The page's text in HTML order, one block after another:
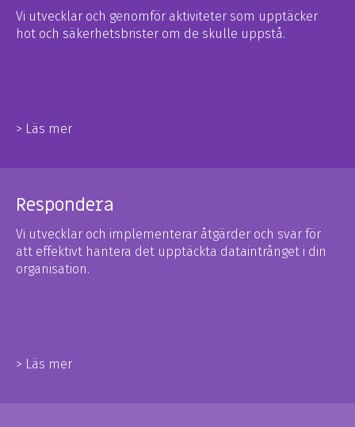
Vi utvecklar och genomför aktiviteter som upptäcker
hot och säkerhetsbrister om de skulle uppstå.
> Läs mer
Respondera
Vi utvecklar och implementerar åtgärder och svar för
att effektivt hantera det upptäckta dataintrånget i din
organisation.
> Läs mer